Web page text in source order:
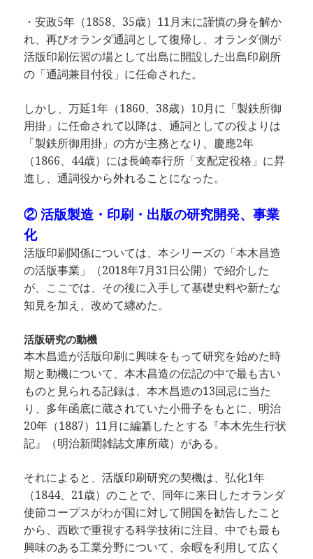
・安政5年（1858、35歳）11月末に謹慎の身を解か
れ、再びオランダ通詞として復帰し、オランダ側が
活版印刷伝習の場として出島に開設した出島印刷所
の「通詞兼目付役」に任命された。
しかし、万延1年（1860、38歳）10月に「製鉄所御
用掛」に任命されて以降は、通詞としての役よりは
「製鉄所御用掛」の方が主務となり、慶應2年
（1866、44歳）には長崎奉行所「支配定役格」に昇
進し、通詞役から外れることになった。
② 活版製造・印刷・出版の研究開発、事業
化
活版印刷関係については、本シリーズの「本木昌造
の活版事業」（2018年7月31日公開）で紹介した
が、ここでは、その後に入手して基礎史料や新たな
知見を加え、改めて纏めた。
活版研究の動機
本木昌造が活版印刷に興味をもって研究を始めた時
期と動機について、本木昌造の伝記の中で最も古い
ものと見られる記録は、本木昌造の13回忌に当た
り、多年函底に蔵されていた小冊子をもとに、明治
20年（1887）11月に編纂したとする『本木先生行状
記』（明治新聞雑誌文庫所蔵）がある。
それによると、活版印刷研究の契機は、弘化1年
（1844、21歳）のことで、同年に来日したオランダ
使節コープスがわが国に対して開国を勧告したこと
から、西欧で重視する科学技術に注目、中でも最も
興味のある工業分野について、余暇を利用して広く